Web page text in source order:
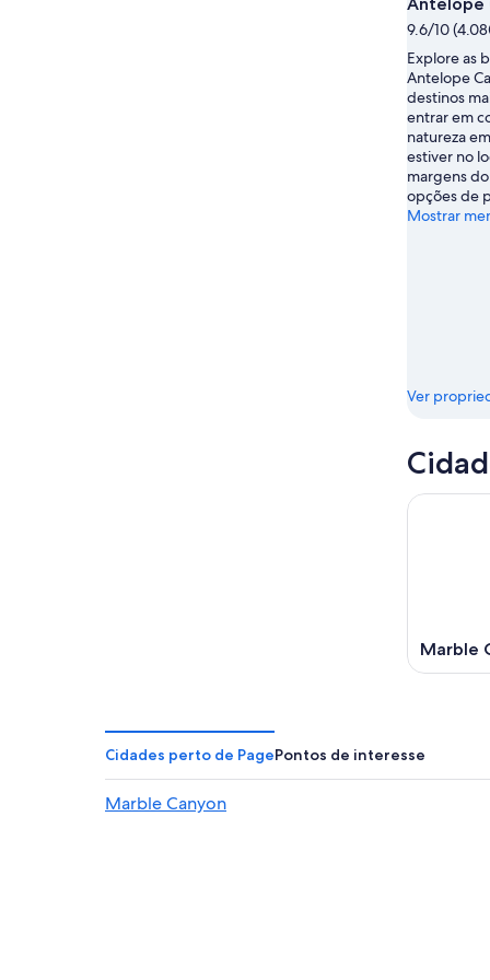
de
ago.
de
ago.
-
16
de
ago.
9.6/10
Explore as
Antelope
destinos
entrar em
natureza
estiver no
margens
opções de
Mostrar
Ver
Marble
Cidades perto de PagePontos de interesse
Marble Canyon